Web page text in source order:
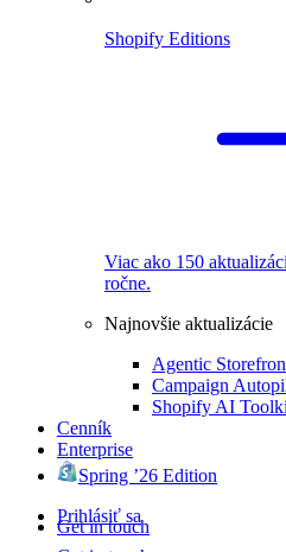
Shopify Editions
Viac ako 150
ročne.
Najnovšie aktualizácie
Agentic
Campaign
Shopify AI
Cenník
Enterprise
Spring ’26 Edition
Prihlásiť sa
Get in touch